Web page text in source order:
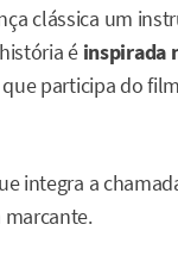
clássica um
é inspirada
que participa do
integra a